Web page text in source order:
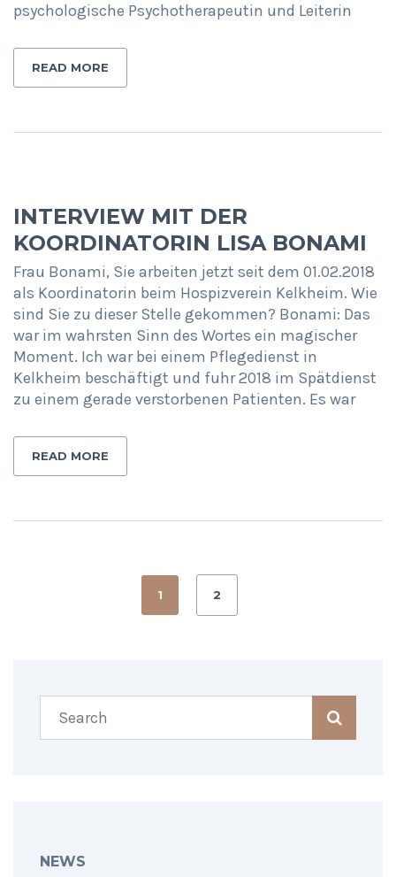
psychologische Psychotherapeutin und Leiterin
READ MORE
INTERVIEW MIT DER
KOORDINATORIN LISA BONAMI
Frau Bonami, Sie arbeiten jetzt seit dem 01.02.2018
als Koordinatorin beim Hospizverein Kelkheim. Wie
sind Sie zu dieser Stelle gekommen? Bonami: Das
war im wahrsten Sinn des Wortes ein magischer
Moment. Ich war bei einem Pflegedienst in
Kelkheim beschäftigt und fuhr 2018 im Spätdienst
zu einem gerade verstorbenen Patienten. Es war
READ MORE
1 2
NEWS